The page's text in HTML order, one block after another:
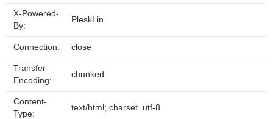
X-Powered-
By:
PleskLin
Connection: close
Transfer-
Encoding:
chunked
Content-
Type:
text/html; charset=utf-8